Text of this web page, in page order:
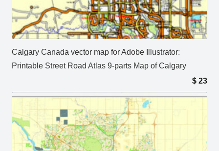
Calgary Canada vector map for Adobe Illustrator:
Printable Street Road Atlas 9-parts Map of Calgary
$ 23